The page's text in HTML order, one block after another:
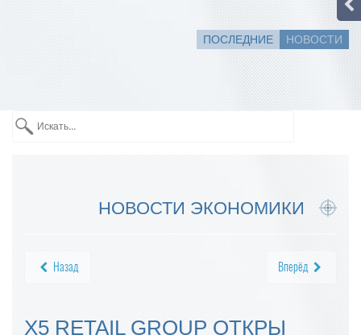
ПОСЛЕДНИЕ НОВОСТИ
НОВОСТИ ЭКОНОМИКИ
Назад Вперёд
X5 RETAIL GROUP ОТКРЫ